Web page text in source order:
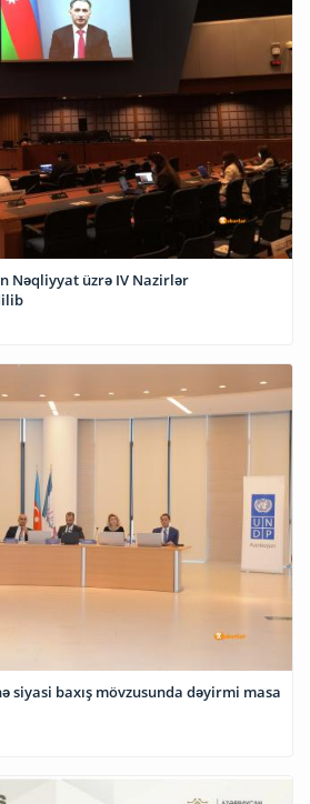
Nəqliyyat üzrə IV Nazirlər
siyasi baxış mövzusunda dəyirmi masa